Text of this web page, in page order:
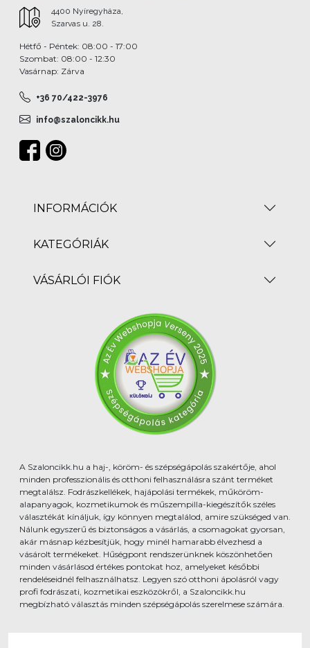
4400 Nyíregyháza,
Szarvas u. 28.
Hétfő - Péntek: 08:00 - 17:00
Szombat: 08:00 - 12:30
Vasárnap: Zárva
+36 70/422-3976
info@szaloncikk.hu
INFORMÁCIÓK
KATEGÓRIÁK
VÁSÁRLÓI FIÓK
A Szaloncikk.hu a haj-, köröm- és szépségápolás szakértője, ahol
minden professzionális és otthoni felhasználásra szánt terméket
megtalálsz. Fodrászkellékek, hajápolási termékek, műköröm-
alapanyagok, kozmetikumok és műszempilla-kiegészítők széles
választékát kínáljuk, így könnyen megtalálod, amire szükséged van.
Nálunk egyszerű és biztonságos a vásárlás, a csomagokat gyorsan,
akár másnap kézbesítjük, hogy minél hamarabb élvezhesd a
vásárolt termékeket. Hűségpont rendszerünknek köszönhetően
minden vásárlásod értékes pontokat hoz, amelyeket későbbi
rendeléseidnél felhasználhatsz. Legyen szó otthoni ápolásról vagy
profi fodrászati, kozmetikai eszközökről, a Szaloncikk.hu
megbízható választás minden szépségápolás szerelmese számára.